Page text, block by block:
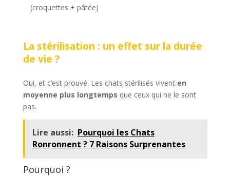
(croquettes + pâtée)
La stérilisation : un effet sur la durée
de vie ?
Oui, et c’est prouvé. Les chats stérilisés vivent en
moyenne plus longtemps que ceux qui ne le sont
pas.
Lire aussi: Pourquoi les Chats
Ronronnent ? 7 Raisons Surprenantes
Pourquoi ?